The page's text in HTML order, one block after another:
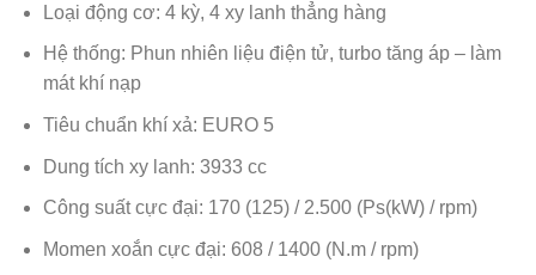
Loại động cơ: 4 kỳ, 4 xy lanh thẳng hàng
Hệ thống: Phun nhiên liệu điện tử, turbo tăng áp – làm
mát khí nạp
Tiêu chuẩn khí xả: EURO 5
Dung tích xy lanh: 3933 cc
Công suất cực đại: 170 (125) / 2.500 (Ps(kW) / rpm)
Momen xoắn cực đại: 608 / 1400 (N.m / rpm)